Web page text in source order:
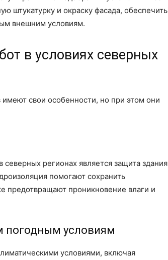
штукатурку и окраску фасада, обеспечить
внешним условиям.
в условиях северных
свои особенности, но при этом они
регионах является защита здания
помогают сохранить
предотвращают проникновение влаги и
погодным условиям
условиями, включая